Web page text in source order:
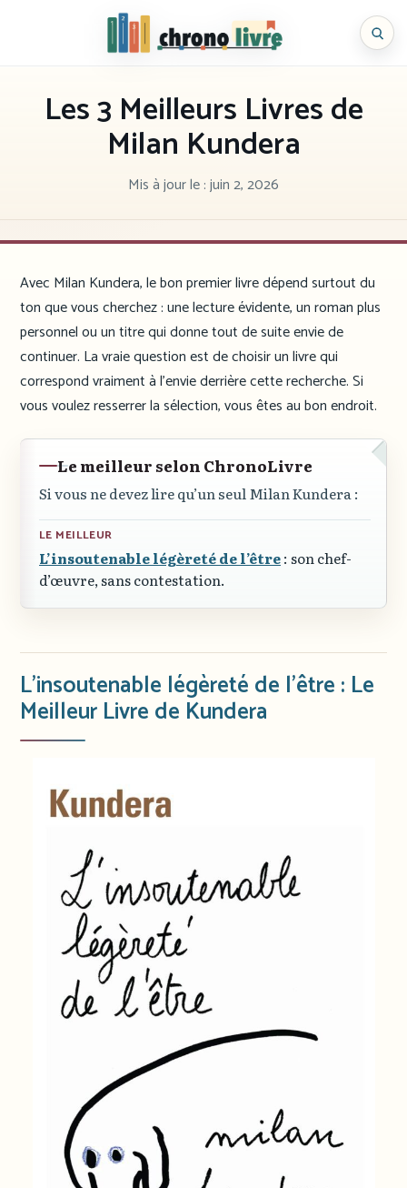
Chronolivre
Les 3 Meilleurs Livres de
Milan Kundera
Mis à jour le :juin 2, 2026
Avec Milan Kundera, le bon premier livre dépend surtout du
ton que vous cherchez : une lecture évidente, un roman plus
personnel ou un titre qui donne tout de suite envie de
continuer. La vraie question est de choisir un livre qui
correspond vraiment à l’envie derrière cette recherche. Si
vous voulez resserrer la sélection, vous êtes au bon endroit.
Le meilleur selon ChronoLivre
Si vous ne devez lire qu’un seul Milan Kundera :
LE MEILLEUR
L’insoutenable légèreté de l’être: son chef-
d’œuvre, sans contestation.
L’insoutenable légèreté de l’être : Le
Meilleur Livre de Kundera